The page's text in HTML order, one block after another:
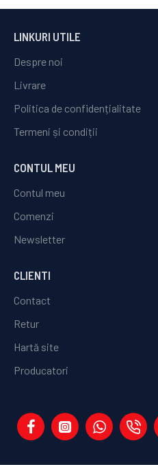
LINKURI UTILE
Despre noi
Livrare
Politica de confidențialitate
Termeni și condiții
CONTUL MEU
Contul meu
Comenzi
Newsletter
CLIENTI
Contact
Retur
Hartă site
Producatori